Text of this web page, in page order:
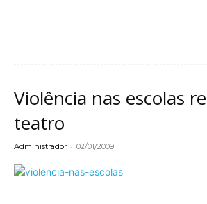
Violência nas escolas
teatro
Administrador - 02/01/2009